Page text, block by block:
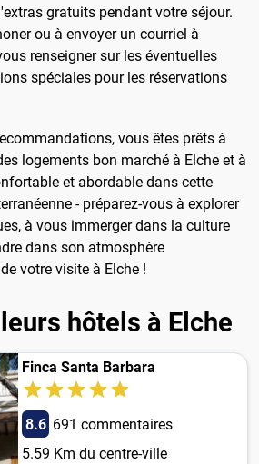
gratuits pendant votre séjour.
ou à envoyer un courriel à
renseigner sur les éventuelles
spéciales pour les réservations
vous êtes prêts à
logements bon marché à Elche et à
et abordable dans cette
- préparez-vous à explorer
à vous immerger dans la culture
dans son atmosphère
votre visite à Elche !
hôtels à Elche
Finca Santa Barbara
8.6 691 commentaires
5.59 Km du centre-ville